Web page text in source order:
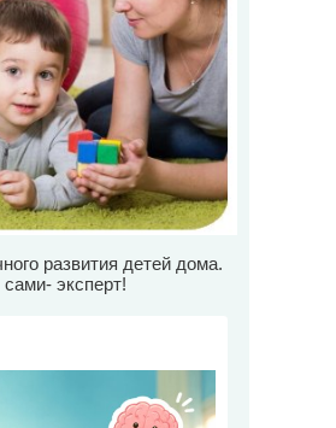
развития детей дома.
эксперт!